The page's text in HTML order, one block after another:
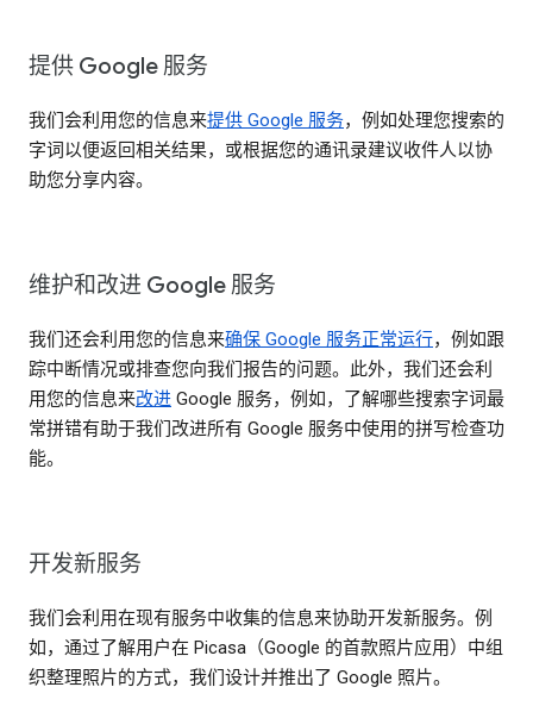
提供 Google 服务
我们会利用您的信息来提供 Google 服务，例如处理您搜索的
字词以便返回相关结果，或根据您的通讯录建议收件人以协
助您分享内容。
维护和改进 Google 服务
我们还会利用您的信息来确保 Google 服务正常运行，例如跟
踪中断情况或排查您向我们报告的问题。此外，我们还会利
用您的信息来改进 Google 服务，例如，了解哪些搜索字词最
常拼错有助于我们改进所有 Google 服务中使用的拼写检查功
能。
开发新服务
我们会利用在现有服务中收集的信息来协助开发新服务。例
如，通过了解用户在 Picasa（Google 的首款照片应用）中组
织整理照片的方式，我们设计并推出了 Google 照片。